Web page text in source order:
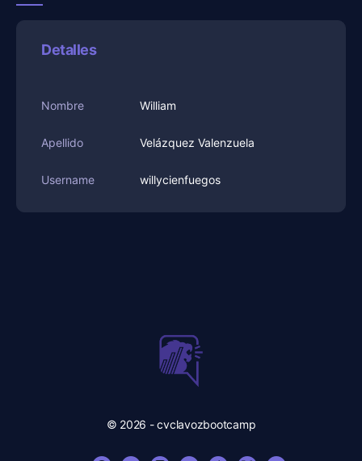
Detalles
Nombre William
Apellido Velázquez Valenzuela
Username willycienfuegos
© 2026 - cvclavozbootcamp